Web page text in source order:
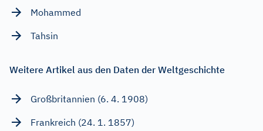
Mohammed
Tahsin
Weitere Artikel aus den Daten der Weltgeschichte
Großbritannien (6. 4. 1908)
Frankreich (24. 1. 1857)